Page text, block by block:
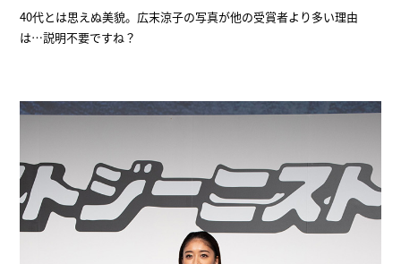
40代とは思えぬ美貌。広末涼子の写真が他の受賞者より多い理由
は…説明不要ですね？